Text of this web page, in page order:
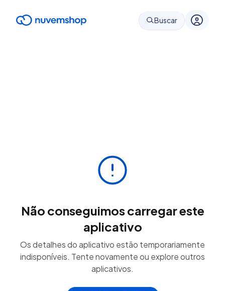
Buscar
Não conseguimos carregar este
aplicativo
Os detalhes do aplicativo estão temporariamente
indisponíveis. Tente novamente ou explore outros
aplicativos.